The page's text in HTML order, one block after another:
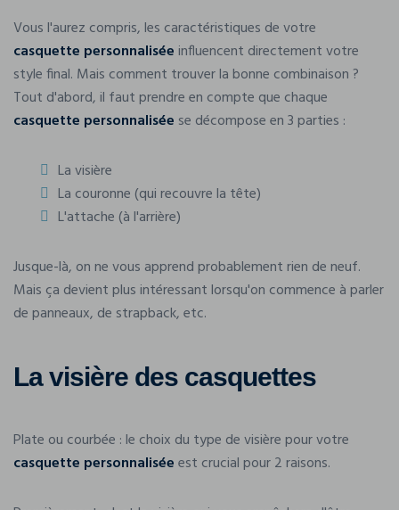
Vous l'aurez compris, les caractéristiques de votre
casquette personnaliséeinfluencent directement votre
style final. Mais comment trouver la bonne combinaison ?
Tout d'abord, il faut prendre en compte que chaque
casquette personnalisée se décompose en 3 parties :
La visière
La couronne (qui recouvre la tête)
L'attache (à l'arrière)
Jusque-là, on ne vous apprend probablement rien de neuf.
Mais ça devient plus intéressant lorsqu'on commence à parler
de panneaux, de strapback, etc.
La visière des casquettes
Plate ou courbée : le choix du type de visière pour votre
casquette personnaliséeest crucial pour 2 raisons.